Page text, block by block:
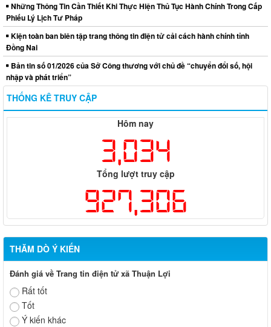
Những Thông Tin Cần Thiết Khi Thực Hiện Thủ Tục Hành Chính Trong Cấp
Phiếu Lý Lịch Tư Pháp
Kiện toàn ban biên tập trang thông tin điện tử cải cách hành chính tỉnh
Đồng Nai
Bản tin số 01/2026 của Sở Công thương với chủ đề “chuyển đổi số, hội
nhập và phát triển”
THỐNG KÊ TRUY CẬP
Hôm nay
3,034
Tổng lượt truy cập
927,306
THĂM DÒ Ý KIẾN
Đánh giá về Trang tin điện tử xã Thuận Lợi
Rất tốt
Tốt
Ý kiến khác